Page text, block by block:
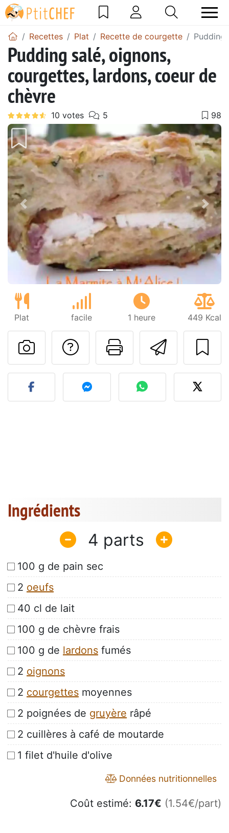
Recettes Plat Recette de courgette Pudding
Pudding salé, oignons,
courgettes, lardons, coeur de
chèvre
Précédent
Plat facile 1 heure 449 Kcal
Imprimer
Poser une
Publier votre photo de
Ingrédients
4
100 g de pain sec
2 oeufs
40 cl de lait
100 g de chèvre frais
100 g de lardons fumés
2 oignons
2 courgettes moyennes
2 poignées de gruyère râpé
2 cuillères à café de moutarde
1 filet d'huile d'olive
Données nutritionnelles
Coût estimé: 6.17€ (1.54€/part)